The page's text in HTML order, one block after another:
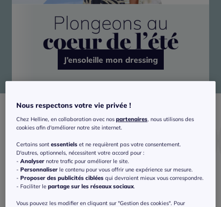
J’ensoleille mon dressing
Bain Shorts T-shirts
Nous respectons votre vie privée !
Chez Helline, en collaboration avec nospartenaires , nous utilisons des
cookies afin d'améliorer notre site internet.
Certains sontessentiels et ne requièrent pas votre consentement.
D'autres, optionnels, nécessitent votre accord pour :
-Analyser notre trafic pour améliorer le site.
-Personnaliser le contenu pour vous offrir une expérience sur mesure.
-Proposer des publicités ciblées qui devraient mieux vous correspondre.
- Faciliter lepartage sur les réseaux sociaux
Vous pouvez les modifier en cliquant sur "Gestion des cookies". Pour